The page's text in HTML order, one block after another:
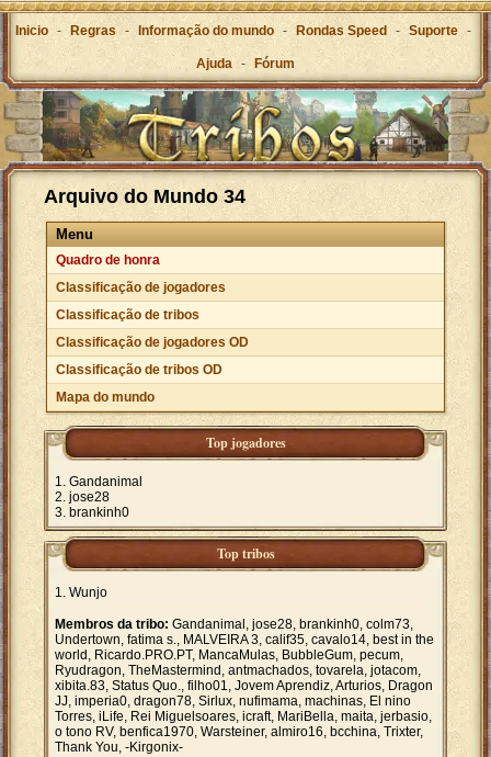
Inicio - Regras - Informação do mundo - Rondas Speed - Suporte -
Ajuda - Fórum
Arquivo do Mundo 34
Menu
Quadro de honra
Classificação de jogadores
Classificação de tribos
Classificação de jogadores OD
Classificação de tribos OD
Mapa do mundo
Top jogadores
Gandanimal
jose28
brankinh0
Top tribos
Wunjo
Membros da tribo: Gandanimal, jose28, brankinh0, colm73,
Undertown, fatima s., MALVEIRA 3, calif35, cavalo14, best in the
world, Ricardo.PRO.PT, MancaMulas, BubbleGum, pecum,
Ryudragon, TheMastermind, antmachados, tovarela, jotacom,
xibita.83, Status Quo., filho01, Jovem Aprendiz, Arturios, Dragon
JJ, imperia0, dragon78, Sirlux, nufimama, machinas, El nino
Torres, iLife, Rei Miguelsoares, icraft, MariBella, maita, jerbasio,
o tono RV, benfica1970, Warsteiner, almiro16, bcchina, Trixter,
Thank You, -Kirgonix-